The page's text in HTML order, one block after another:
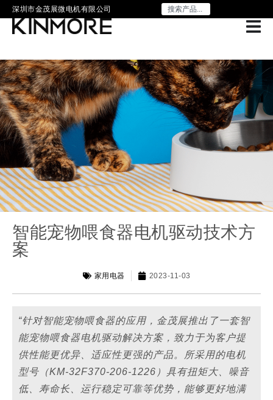
深圳市金茂展微电机有限公司
智能宠物喂食器电机驱动技术方
案
家用电器 2023-11-03
“针对智能宠物喂食器的应用，金茂展推出了一套智
能宠物喂食器电机驱动解决方案，致力于为客户提
供性能更优异、适应性更强的产品。所采用的电机
型号（KM-32F370-206-1226）具有扭矩大、噪音
低、寿命长、运行稳定可靠等优势，能够更好地满